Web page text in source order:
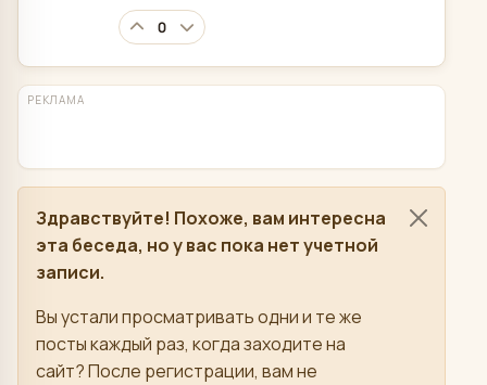
0
РЕКЛАМА
Здравствуйте! Похоже, вам интересна
эта беседа, но у вас пока нет учетной
записи.
Вы устали просматривать одни и те же
посты каждый раз, когда заходите на
сайт? После регистрации, вам не